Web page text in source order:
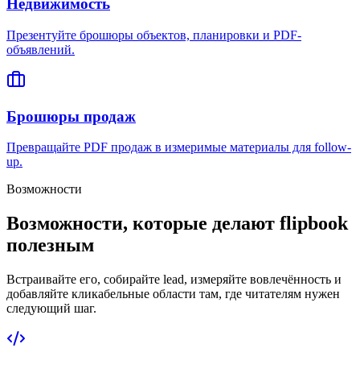
Недвижимость
Презентуйте брошюры объектов, планировки и PDF-
объявлений.
Брошюры продаж
Превращайте PDF продаж в измеримые материалы для follow-
up.
Возможности
Возможности, которые делают flipbook
полезным
Встраивайте его, собирайте lead, измеряйте вовлечённость и
добавляйте кликабельные области там, где читателям нужен
следующий шаг.